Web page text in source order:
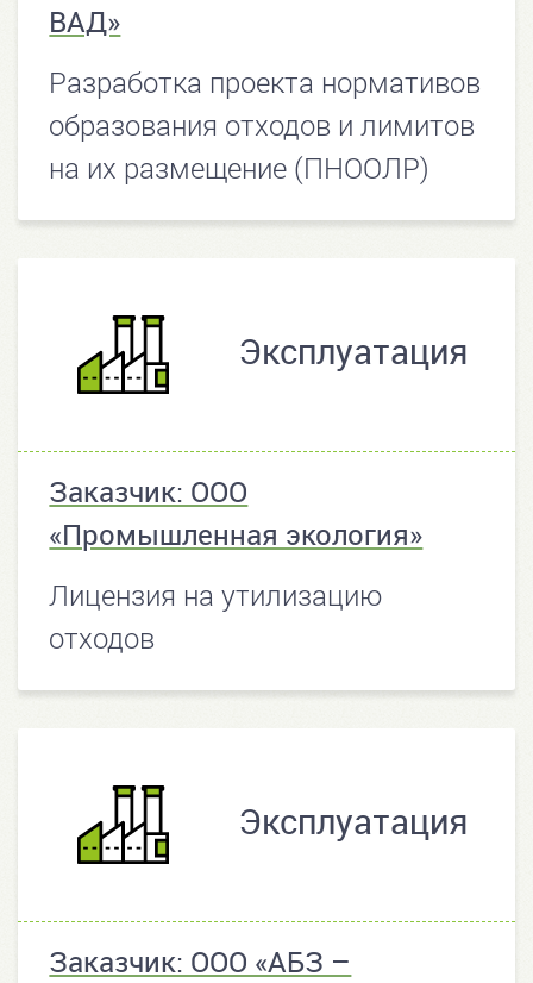
ВАД»
Разработка проекта нормативов
образования отходов и лимитов
на их размещение (ПНООЛР)
Эксплуатация
Заказчик: ООО
«Промышленная экология»
Лицензия на утилизацию
отходов
Эксплуатация
Заказчик: ООО «АБЗ –